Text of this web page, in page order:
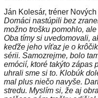
Ján Kolesár, tréner
Domáci nastúpili bez
možno trošku pomohlo,
Oba tímy si uvedomovali,
keďže jeho víťaz je o
sérii. Samozrejme, bolo
emócií, ktoré takýto zápas
uhrali sme si to. Klobúk
mal plus niečo navyše.
stredu. Myslím si, že aj